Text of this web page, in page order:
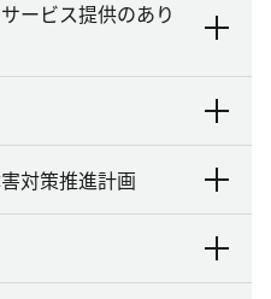
ービス提供のあり
対策推進計画